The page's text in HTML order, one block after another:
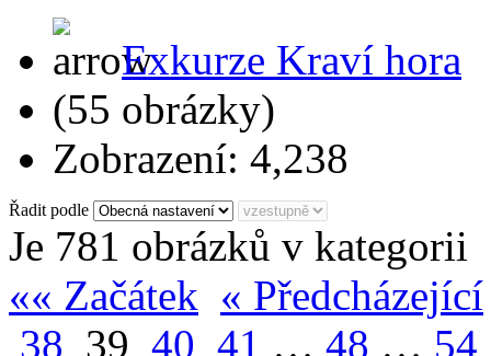
Exkurze Kraví hora
(55 obrázky)
Zobrazení: 4,238
Řadit podle
Je 781 obrázků v kategorii
«« Začátek « Předcházející
38 39 40 41 … 48 … 54